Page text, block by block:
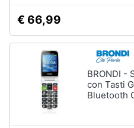
Fotografia
Casalinghi
Abbigliamento
€ 66,99
BRONDI -
con Tasti
Bluetooth